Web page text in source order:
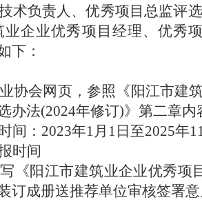
术负责人、优秀项目总监评
业企业优秀项目经理 、优秀项
下：
业协会网页，参照《 阳江市建
办法(2024年修订)》第二章内
间： 2023年1月1日 至2025年
时间
《阳江市建筑业企业优秀项
订成册送推荐单位审核签署意